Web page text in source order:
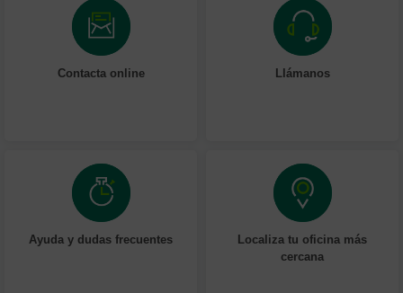
Contacta online Llámanos
Ayuda y dudas frecuentes
Localiza tu oficina más
cercana